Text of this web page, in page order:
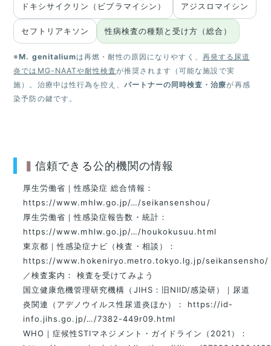
ドキシサイクリン（ビブラマイシン） アジスロマイシン
セフトリアキソン 性病検査の種類と受け方（総合）
※M. genitaliumは再燃・耐性の原因になりやすく、 再発する尿道
炎ではMG-NAATや耐性検査が推奨されます（可能な施設で実
施）。治療中は性行為を控え、 パートナーの同時検査・治療が再感
染予防の鍵です。
信頼できる公的機関の情報
厚生労働省｜性感染症 総合情報：
https://www.mhlw.go.jp/…/seikansenshou/
厚生労働省｜性感染症報告数・統計：
https://www.mhlw.go.jp/…/houkokusuu.html
東京都｜性感染症ナビ（検査・相談）：
https://www.hokeniryo.metro.tokyo.lg.jp/seikansensho/
／検査案内：検査を受けてみよう
国立健康危機管理研究機構（JIHS：旧NIID/感染研）｜尿道
炎関連（アデノウイルス性尿道炎ほか）： https://id-
info.jihs.go.jp/…/7382-449r09.html
WHO｜症候性STIマネジメント・ガイドライン（2021）：